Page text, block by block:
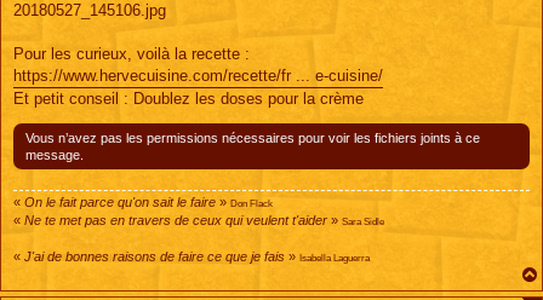
20180527_145106.jpg
Pour les curieux, voilà la recette :
https://www.hervecuisine.com/recette/fr ... e-cuisine/
Et petit conseil : Doublez les doses pour la crème
Vous n’avez pas les permissions nécessaires pour voir les fichiers joints à ce
message.
« On le fait parce qu'on sait le faire » Don Flack
« Ne te met pas en travers de ceux qui veulent t'aider » Sara Sidle
« J'ai de bonnes raisons de faire ce que je fais » Isabella Laguerra